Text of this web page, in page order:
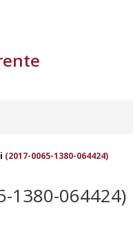
(2017-0065-1380-064424)
1380-064424)